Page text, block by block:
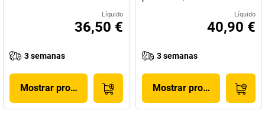
Líquido
36,50 €
3 semanas
Mostrar produto
Líquido
40,90 €
3 semanas
Mostrar produto